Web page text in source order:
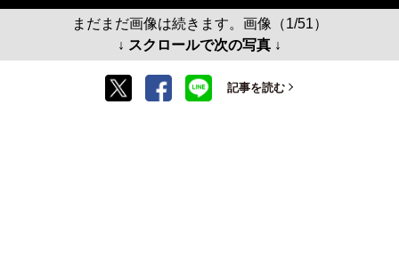
まだまだ画像は続きます。画像（1/51）
↓ スクロールで次の写真 ↓
記事を読む